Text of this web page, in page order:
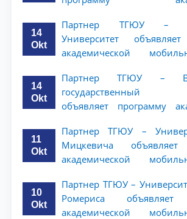
ТГЮУ
14
Okt
Партнер ТГЮУ –
Университет
академической
14
Okt
Партнер ТГЮУ –
государственный
объявляет программу
ТГЮУ
11
Okt
Партнер ТГЮУ –
Мицкевича объявляет
академической
10
Okt
Партнер ТГЮУ –
Ромериса объявляет
академической